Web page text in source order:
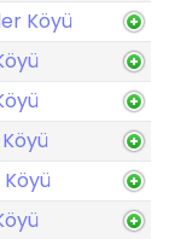
Köyü
Köyü